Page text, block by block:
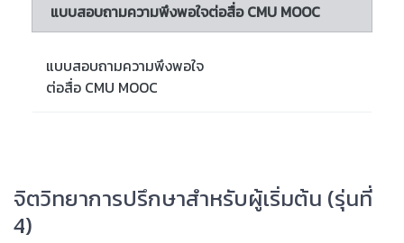
แบบสอบถามความพึงพอใจต่อสื่อ CMU MOOC
แบบสอบถามความพึงพอใจ
ต่อสื่อ CMU MOOC
จิตวิทยาการปรึกษาสำหรับผู้เริ่มต้น (รุ่นที่
4)